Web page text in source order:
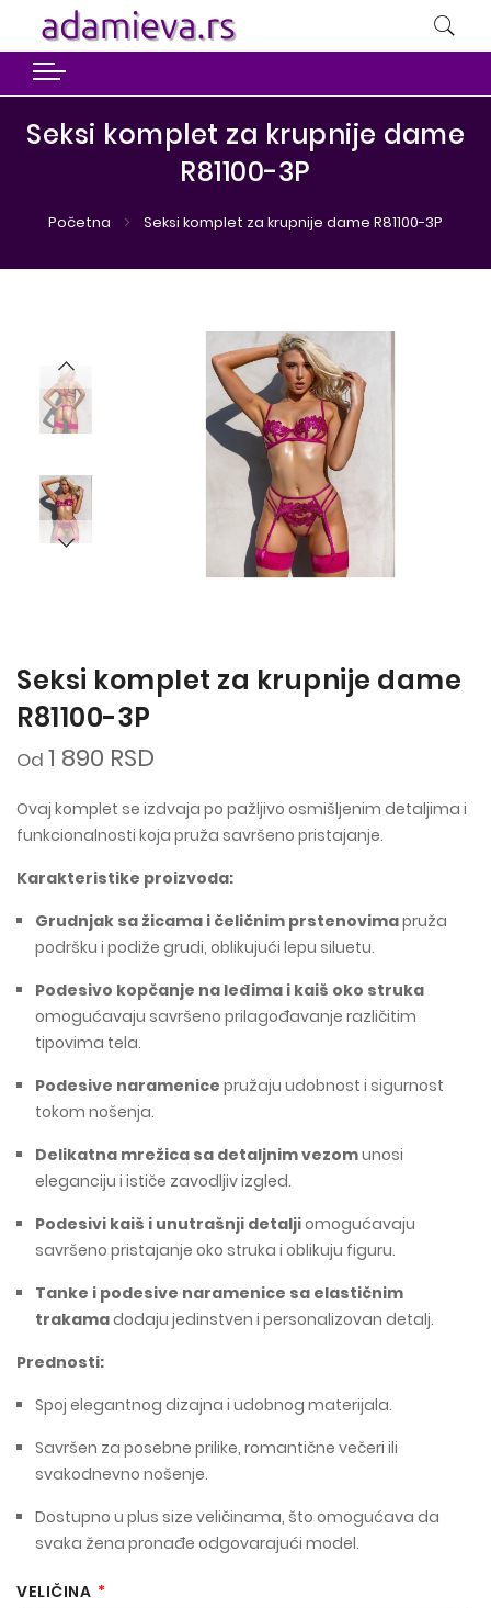
Seksi komplet za krupnije dame
R81100-3P
Početna Seksi komplet za krupnije dame R81100-3P
Seksi komplet za krupnije dame
R81100-3P
Od 1 890 RSD
Ovaj komplet se izdvaja po pažljivo osmišljenim detaljima i
funkcionalnosti koja pruža savršeno pristajanje.
Karakteristike proizvoda:
Grudnjak sa žicama i čeličnim prstenovimapruža
podršku i podiže grudi, oblikujući lepu siluetu.
Podesivo kopčanje na leđima i kaiš oko struka
omogućavaju savršeno prilagođavanje različitim
tipovima tela.
Podesive naramenice pružaju udobnost i sigurnost
tokom nošenja.
Delikatna mrežica sa detaljnim vezomunosi
eleganciju i ističe zavodljiv izgled.
Podesivi kaiš i unutrašnji detaljiomogućavaju
savršeno pristajanje oko struka i oblikuju figuru.
Tanke i podesive naramenice sa elastičnim
trakamadodaju jedinstven i personalizovan detalj.
Prednosti:
Spoj elegantnog dizajna i udobnog materijala.
Savršen za posebne prilike, romantične večeri ili
svakodnevno nošenje.
Dostupno u plus size veličinama, što omogućava da
svaka žena pronađe odgovarajući model.
VELIČINA